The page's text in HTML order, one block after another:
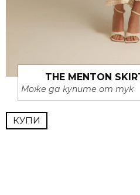
THE MENTON
Може да купите от тук
КУПИ